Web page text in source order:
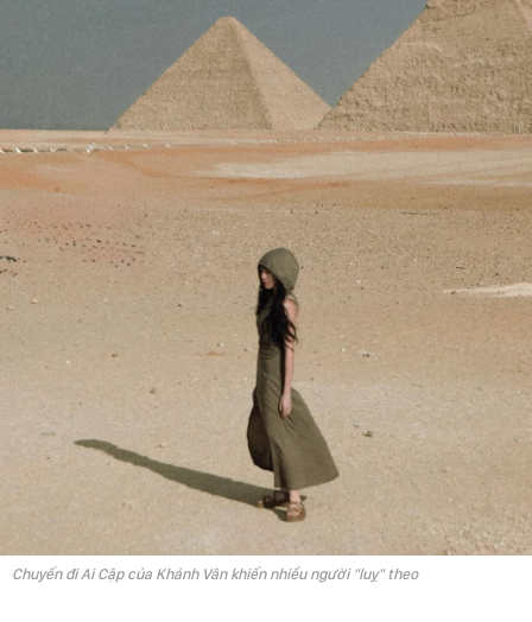
Chuyến đi Ai Cập của Khánh Vân khiến nhiều người "luỵ" theo